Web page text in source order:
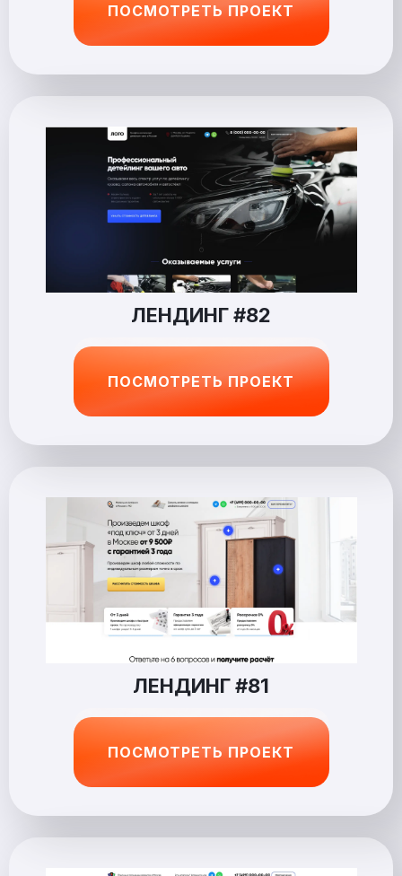
ПОСМОТРЕТЬ ПРОЕКТ
ЛЕНДИНГ #82
ПОСМОТРЕТЬ ПРОЕКТ
ЛЕНДИНГ #81
ПОСМОТРЕТЬ ПРОЕКТ